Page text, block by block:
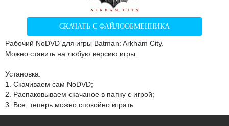
СКАЧАТЬ С ФАЙЛООБМЕННИКА
Рабочий NoDVD для игры Batman: Arkham City.
Можно ставить на любую версию игры.
Установка:
1. Скачиваем сам NoDVD;
2. Распаковываем скачаное в папку с игрой;
3. Все, теперь можно спокойно играть.